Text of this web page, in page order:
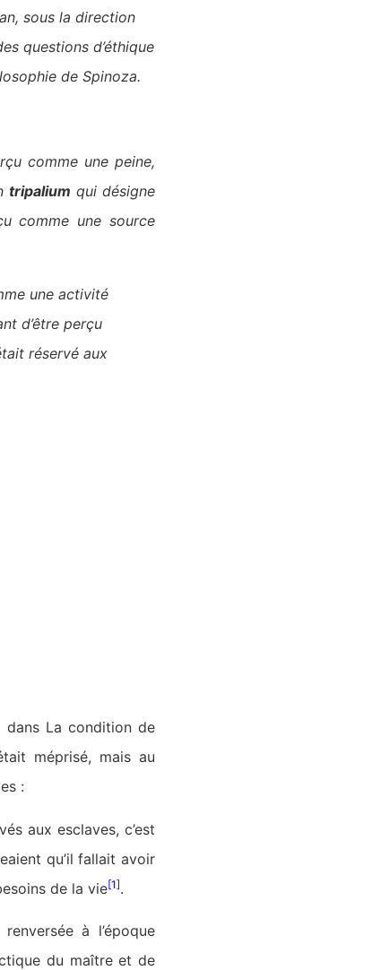
sous la direction
questions d’éthique
de Spinoza.
comme une peine,
tripalium qui désigne
comme une source
une activité
d’être perçu
réservé aux
La condition de
méprisé, mais au
:
aux esclaves, c’est
qu’il fallait avoir
de la vie[1].
à l’époque
du maître et de